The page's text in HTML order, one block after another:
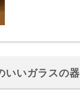
いいガラスの器